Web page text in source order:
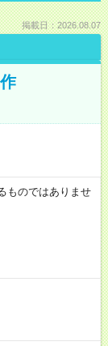
掲載日：2026.08.07
のではありませ